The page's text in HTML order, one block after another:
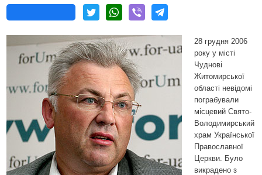
28 грудня 2006
року у місті
Чуднові
Житомирської
області невідомі
пограбували
місцевий Свято-
Володимирський
храм Української
Православної
Церкви. Було
викрадено з